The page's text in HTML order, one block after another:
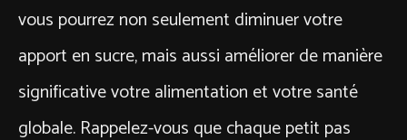
vous pourrez non seulement diminuer votre
apport en sucre, mais aussi améliorer de manière
significative votre alimentation et votre santé
globale. Rappelez-vous que chaque petit pas